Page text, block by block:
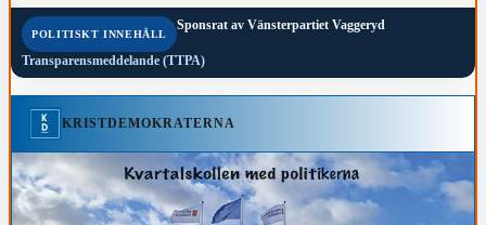
POLITISKT INNEHÅLL
Sponsrat av Vänsterpartiet Vaggeryd
Transparensmeddelande (TTPA)
KRISTDEMOKRATERNA